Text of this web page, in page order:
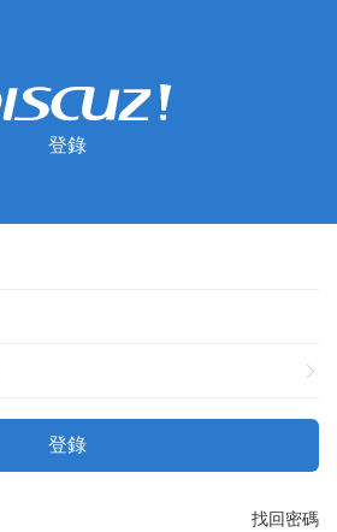
登錄
登錄
找回密碼